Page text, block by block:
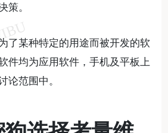
策。
了某种特定的用途而被开发的软
件均为应用软件，手机及平板上
论范围中。